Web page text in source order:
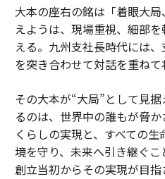
大本の座右の銘は「着眼大
えようは、現場重視、細部
える。九州支社長時代には
を突き合わせて対話を重ねて
その大本が“大局”として見
るのは、世界中の誰もが脅
くらしの実現と、すべての
境を守り、未来へ引き継ぐ
創立当初からその実現が目指